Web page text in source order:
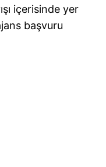
içerisinde yer
başvuru